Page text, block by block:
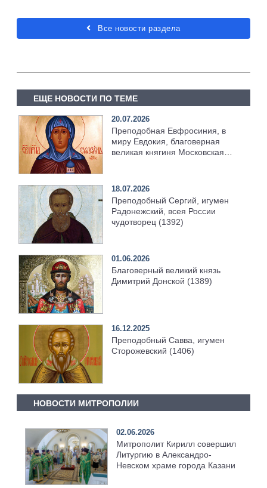
Все новости раздела
ЕЩЕ НОВОСТИ ПО ТЕМЕ
20.07.2026
Преподобная Евфросиния, в
миру Евдокия, благоверная
великая княгиня Московская
18.07.2026
Преподобный Сергий, игумен
Радонежский, всея России
чудотворец (1392)
01.06.2026
Благоверный великий князь
Димитрий Донской (1389)
16.12.2025
Преподобный Савва, игумен
Сторожевский (1406)
НОВОСТИ МИТРОПОЛИИ
02.06.2026
Митрополит Кирилл совершил
Литургию в Александро-
Невском храме города Казани